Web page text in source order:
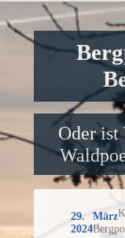
Oder ist
29. März
2024